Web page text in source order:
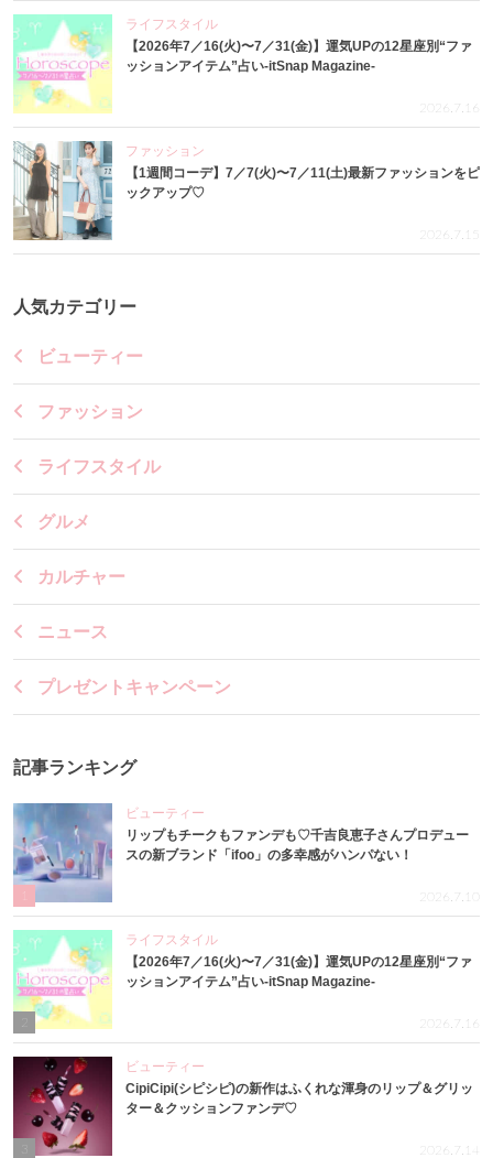
ライフスタイル
【2026年7／16(火)〜7／31(金)】運気UPの12星座別“ファ
ッションアイテム”占い-itSnap Magazine-
2026.7.16
ファッション
【1週間コーデ】7／7(火)〜7／11(土)最新ファッションをピ
ックアップ♡
2026.7.15
人気カテゴリー
ビューティー
ファッション
ライフスタイル
グルメ
カルチャー
ニュース
プレゼントキャンペーン
記事ランキング
ビューティー
リップもチークもファンデも♡千吉良恵子さんプロデュー
スの新ブランド「ifoo」の多幸感がハンパない！
2026.7.10
ライフスタイル
【2026年7／16(火)〜7／31(金)】運気UPの12星座別“ファ
ッションアイテム”占い-itSnap Magazine-
2026.7.16
3
ビューティー
CipiCipi(シピシピ)の新作はふくれな渾身のリップ＆グリッ
ター＆クッションファンデ♡
2026.7.14